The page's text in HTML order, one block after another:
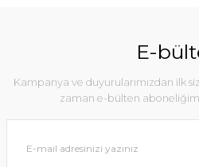
E-
Kampanya ve duyurularımızdan ilk
zaman e-bülten